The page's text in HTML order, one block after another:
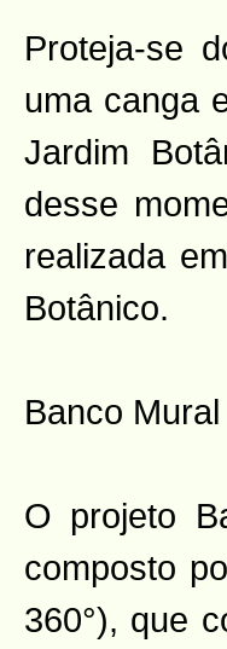
Proteja-se
uma canga
Jardim
desse
realizada
Botânico.
Banco Mural
O projeto
composto
360°), que